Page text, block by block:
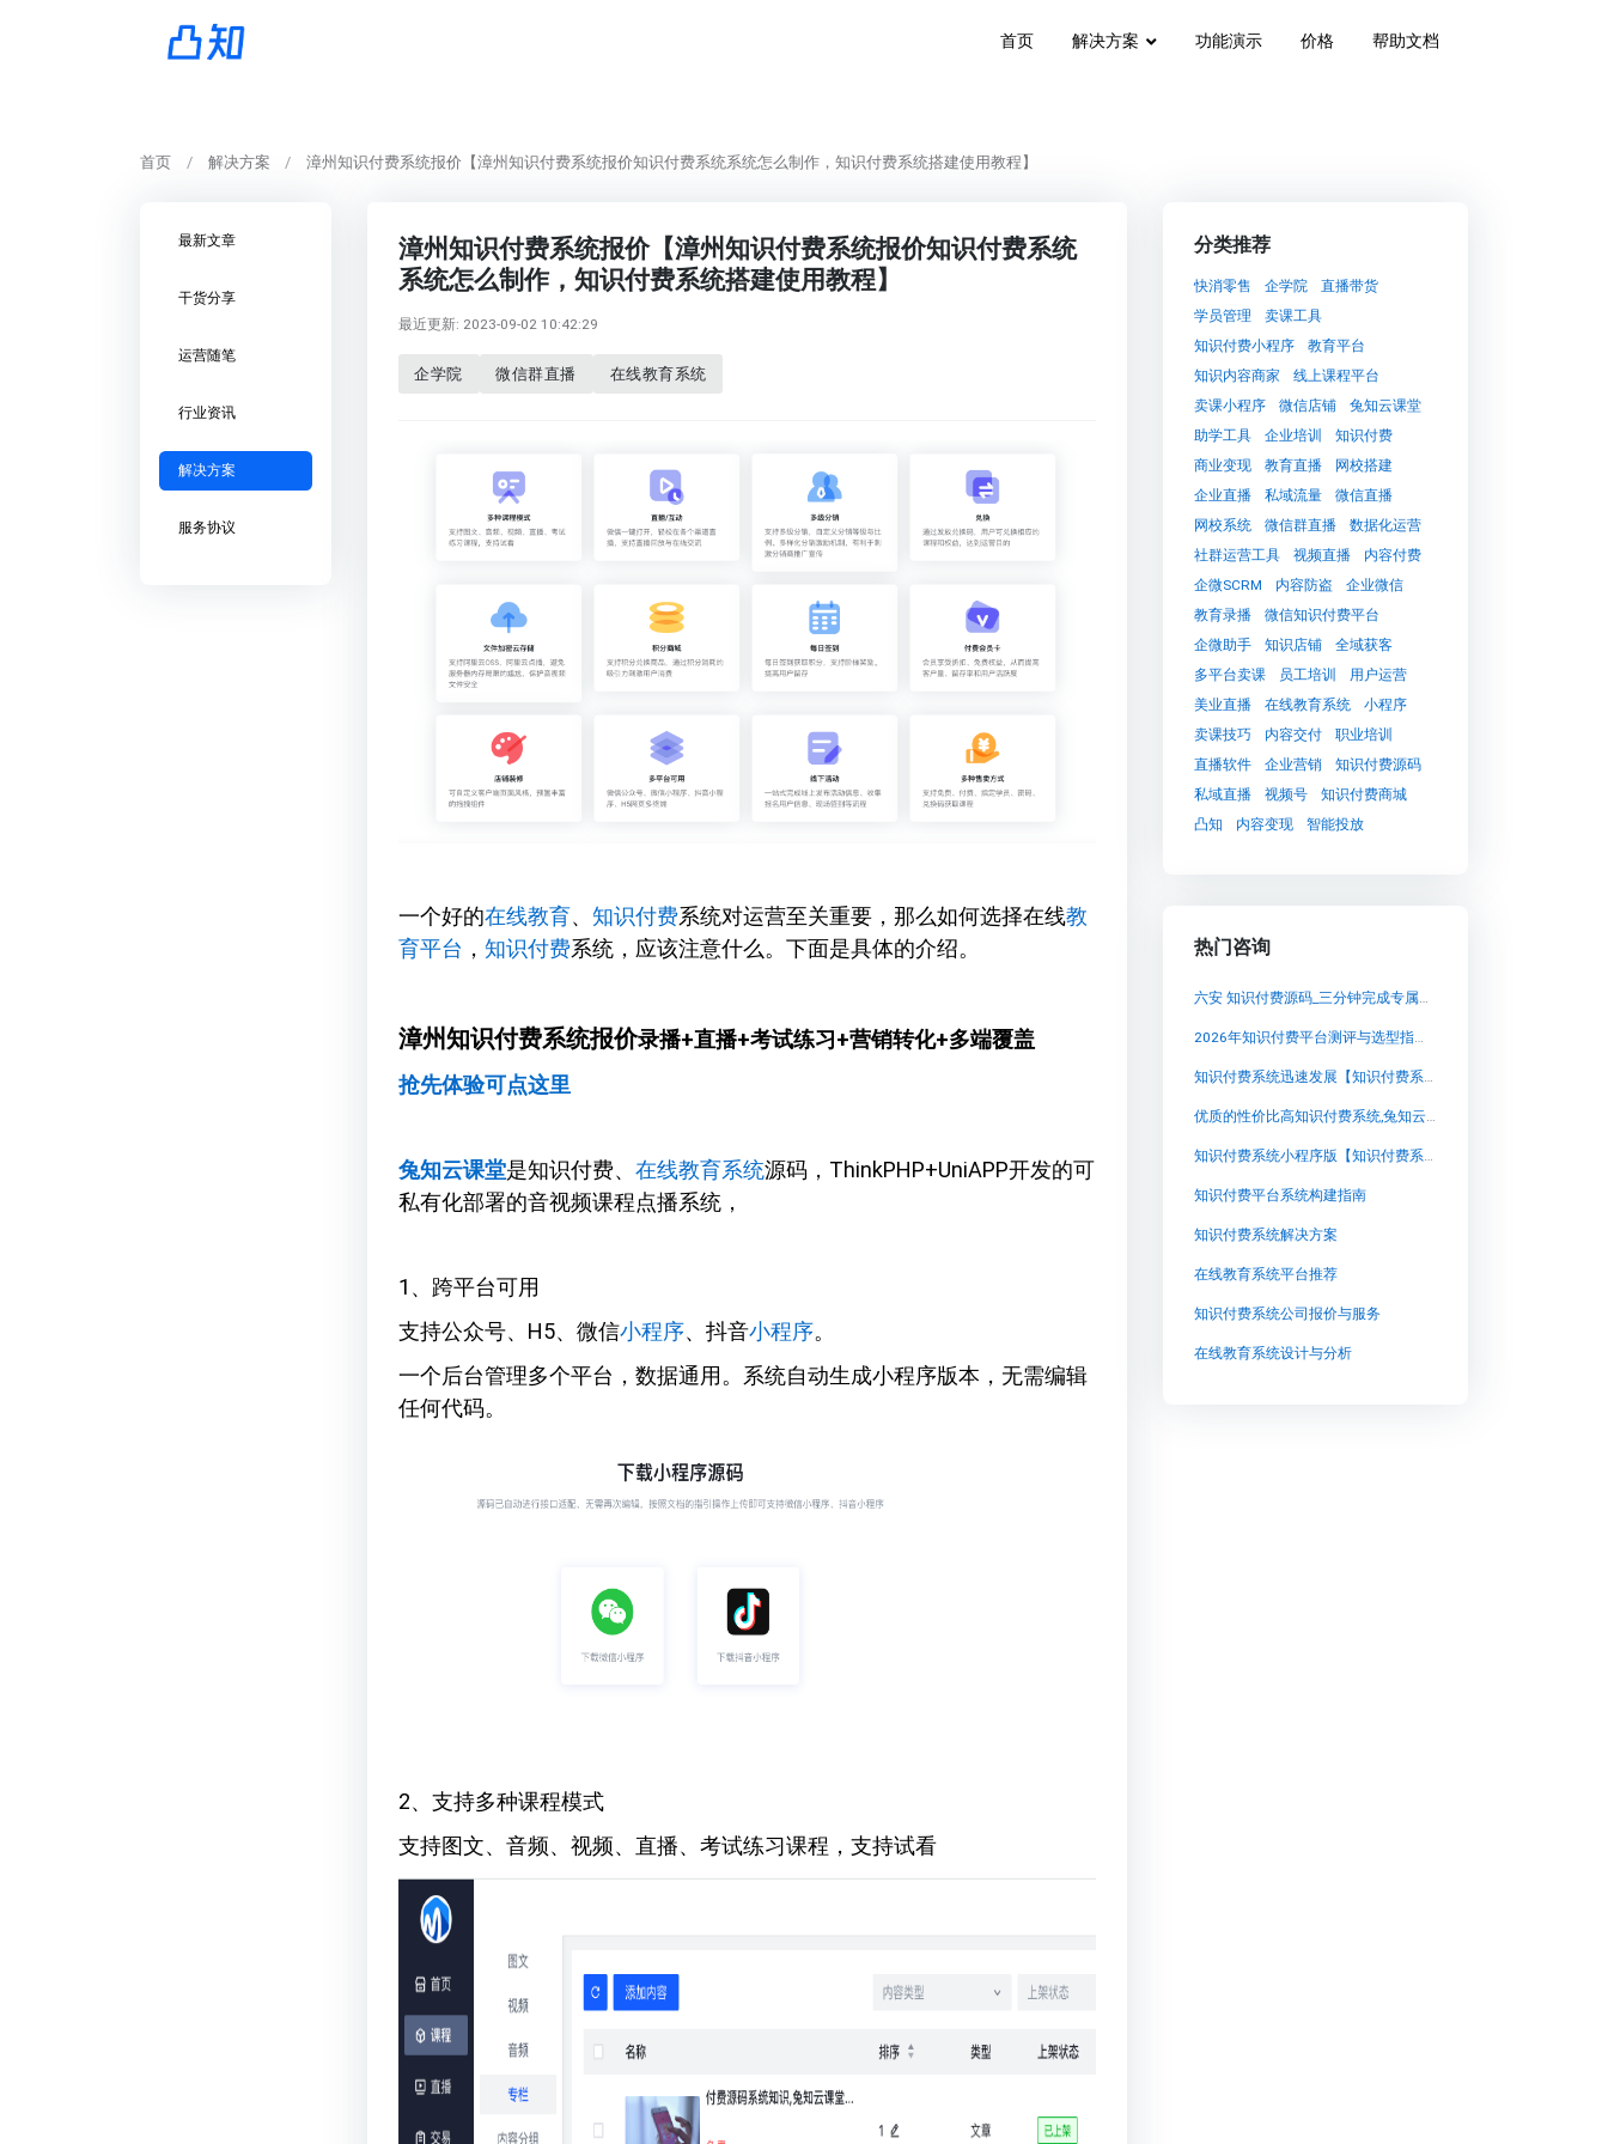
首页 解决方案 功能演示 价格 帮助文档
首页 解决方案 漳州知识付费系统报价【漳州知识付费系统报价知识付费系统系统怎么制作，知识付费系统搭建使用教程】
最新文章
干货分享
运营随笔
行业资讯
解决方案
服务协议
漳州知识付费系统报价【漳州知识付费系统报价知识付费系统
系统怎么制作，知识付费系统搭建使用教程】
最近更新: 2023-09-02 10:42:29
企学院 微信群直播 在线教育系统
一个好的在线教育、 知识付费系统对运营至关重要，那么如何选择在线教
育平台 ， 知识付费系统，应该注意什么。下面是具体的介绍。
漳州知识付费系统报价录播+直播+考试练习+营销转化+多端覆盖
抢先体验可点这里
兔知云课堂是知识付费、 在线教育系统源码，ThinkPHP+UniAPP开发的可
私有化部署的音视频课程点播系统，
1、跨平台可用
支持公众号、H5、微信小程序、抖音小程序。
一个后台管理多个平台，数据通用。系统自动生成小程序版本，无需编辑
任何代码。
2、支持多种课程模式
支持图文、音频、视频、直播、考试练习课程，支持试看
分类推荐
快消零售 企学院
直播带货
学员管理
卖课工具
知识付费小程序
教育平台
知识内容商家
线上课程平台
卖课小程序
微信店铺
兔知云课堂
助学工具
企业培训
知识付费
商业变现
教育直播
网校搭建
企业直播
私域流量
微信直播
网校系统
微信群直播
数据化运营
社群运营工具
视频直播
内容付费
企微SCRM
内容防盗
企业微信
教育录播
微信知识付费平台
企微助手
知识店铺
全域获客
多平台卖课
员工培训
用户运营
美业直播
在线教育系统
小程序
卖课技巧
内容交付
职业培训
直播软件
企业营销
知识付费源码
私域直播
视频号
知识付费商城
凸知
内容变现 智能投放
热门咨询
六安 知识付费源码_三分钟完成专属知识付费源码_口碑,兔知云课堂：突破信息孤岛，开启知识付费新时代
2026年知识付费平台测评与选型指南：私域卖课的成本效率革命
知识付费系统迅速发展【知识付费系统迅速发展知识付费系统系统怎么制作，知识付费系统搭建使用教程】
优质的性价比高知识付费系统,兔知云课堂：满足精神需求的知识付费系统
知识付费系统小程序版【知识付费系统小程序版知识付费系统系统怎么制作，知识付费系统搭建使用教程】
知识付费平台系统构建指南
知识付费系统解决方案
在线教育系统平台推荐
知识付费系统公司报价与服务
在线教育系统设计与分析